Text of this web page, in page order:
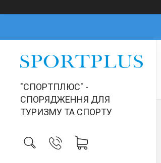
"СПОРТПЛЮС" -
СПОРЯДЖЕННЯ ДЛЯ
ТУРИЗМУ ТА СПОРТУ